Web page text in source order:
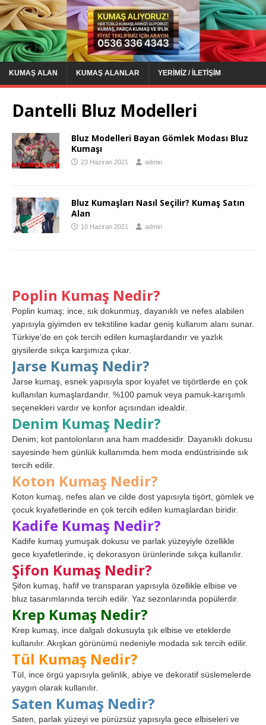
KUMAŞ ALAN KUMAŞ ALANLAR YERIMIZ / İLETIŞIM
Dantelli Bluz Modelleri
Bluz Modelleri Bayan Gömlek Modası Bluz
Kumaşı
23 Haziran 2021 admin
Bluz Kumaşları Nasıl Seçilir? Kumaş Satın
Alan
10 Haziran 2021 admin
Poplin Kumaş Nedir?
Poplin kumaş; ince, sık dokunmuş, dayanıklı ve nefes alabilen
yapısıyla giyimden ev tekstiline kadar geniş kullanım alanı sunar.
Türkiye’de en çok tercih edilen kumaşlardandır ve yazlık
giysilerde sıkça karşımıza çıkar.
Jarse Kumaş Nedir?
Jarse kumaş, esnek yapısıyla spor kıyafet ve tişörtlerde en çok
kullanılan kumaşlardandır. %100 pamuk veya pamuk-karışımlı
seçenekleri vardır ve konfor açısından idealdir.
Denim Kumaş Nedir?
Denim; kot pantolonların ana ham maddesidir. Dayanıklı dokusu
sayesinde hem günlük kullanımda hem moda endüstrisinde sık
tercih edilir.
Koton Kumaş Nedir?
Koton kumaş, nefes alan ve cilde dost yapısıyla tişört, gömlek ve
çocuk kıyafetlerinde en çok tercih edilen kumaşlardan biridir.
Kadife Kumaş Nedir?
Kadife kumaş yumuşak dokusu ve parlak yüzeyiyle özellikle
gece kıyafetlerinde, iç dekorasyon ürünlerinde sıkça kullanılır.
Şifon Kumaş Nedir?
Şifon kumaş, hafif ve transparan yapısıyla özellikle elbise ve
bluz tasarımlarında tercih edilir. Yaz sezonlarında popülerdir.
Krep Kumaş Nedir?
Krep kumaş, ince dalgalı dokusuyla şık elbise ve eteklerde
kullanılır. Akışkan görünümü nedeniyle modada sık tercih edilir.
Tül Kumaş Nedir?
Tül, ince örgü yapısıyla gelinlik, abiye ve dekoratif süslemelerde
yaygın olarak kullanılır.
Saten Kumaş Nedir?
Saten, parlak yüzeyi ve pürüzsüz yapısıyla gece elbiseleri ve